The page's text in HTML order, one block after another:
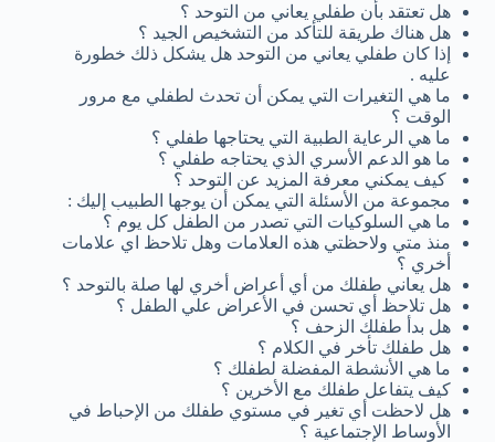
هل تعتقد بأن طفلي يعاني من التوحد ؟
هل هناك طريقة للتأكد من التشخيص الجيد ؟
إذا كان طفلي يعاني من التوحد هل يشكل ذلك خطورة
عليه .
ما هي التغيرات التي يمكن أن تحدث لطفلي مع مرور
الوقت ؟
ما هي الرعاية الطبية التي يحتاجها طفلي ؟
ما هو الدعم الأسري الذي يحتاجه طفلي ؟
كيف يمكني معرفة المزيد عن التوحد ؟
مجموعة من الأسئلة التي يمكن أن يوجها الطبيب إليك :
ما هي السلوكيات التي تصدر من الطفل كل يوم ؟
منذ متي ولاحظتي هذه العلامات وهل تلاحظ اي علامات
أخري ؟
هل يعاني طفلك من أي أعراض أخري لها صلة بالتوحد ؟
هل تلاحظ أي تحسن في الأعراض علي الطفل ؟
هل بدأ طفلك الزحف ؟
هل طفلك تأخر في الكلام ؟
ما هي الأنشطة المفضلة لطفلك ؟
كيف يتفاعل طفلك مع الأخرين ؟
هل لاحظت أي تغير في مستوي طفلك من الإحباط في
الأوساط الإجتماعية ؟